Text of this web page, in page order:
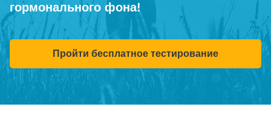
гормонального фона!
Пройти бесплатное тестирование